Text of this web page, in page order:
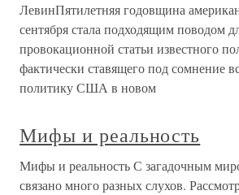
ЛевинПятилетняя годовщина
сентября стала подходящим поводом
провокационной статьи известного
фактически ставящего под
политику США в новом
Мифы и реальность
Мифы и реальность С загадочным
связано много разных слухов.